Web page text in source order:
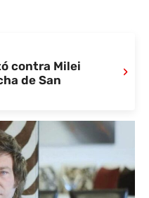
contra Milei
de San
›